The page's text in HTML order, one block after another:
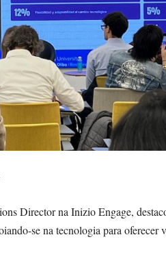
Director na Inizio Engage,
se na tecnologia para oferecer